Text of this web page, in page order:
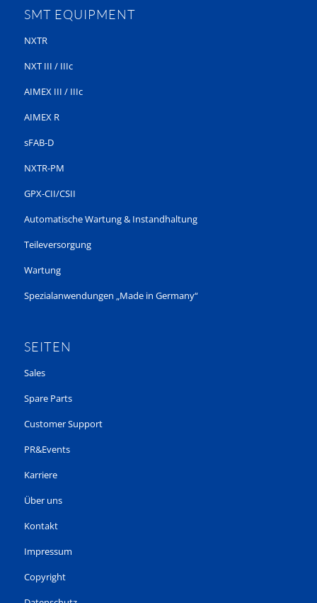
SMT EQUIPMENT
NXTR
NXT III / IIIc
AIMEX III / IIIc
AIMEX R
sFAB-D
NXTR-PM
GPX-CII/CSII
Automatische Wartung & Instandhaltung
Teileversorgung
Wartung
Spezialanwendungen „Made in Germany“
SEITEN
Sales
Spare Parts
Customer Support
PR&Events
Karriere
Über uns
Kontakt
Impressum
Copyright